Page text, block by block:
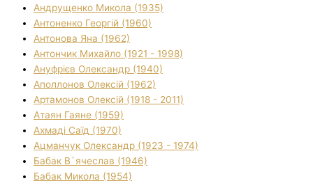
Андрущенко Микола (1935)
Антоненко Георгій (1960)
Антонова Яна (1962)
Антончик Михайло (1921 - 1998)
Ануфрієв Олександр (1940)
Аполлонов Олексій (1962)
Артамонов Олексій (1918 - 2011)
Атаян Гаяне (1959)
Ахмаді Саїд (1970)
Ацманчук Олександр (1923 - 1974)
Бабак В`ячеслав (1946)
Бабак Микола (1954)